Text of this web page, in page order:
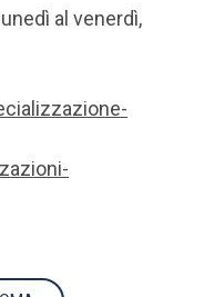
al venerdì,